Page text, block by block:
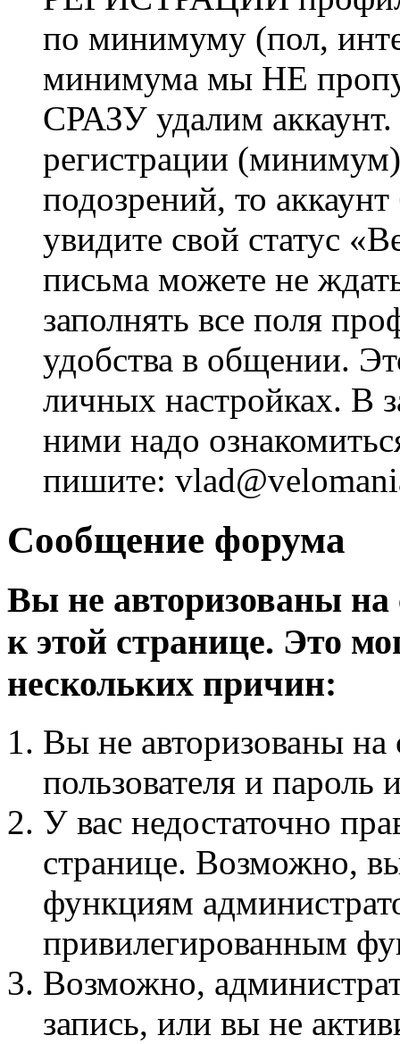
по минимуму (пол,
минимума мы НЕ
СРАЗУ удалим
регистрации
подозрений, то
увидите свой статус
письма можете не
заполнять все поля
удобства в общении.
личных настройках. В
ними надо
пишите:
Сообщение форума
Вы не авторизованы на
к этой странице. Это
нескольких причин:
Вы не авторизованы на
пользователя и пароль
У вас недостаточно
странице. Возможно,
функциям
привилегированным
Возможно,
запись, или вы не